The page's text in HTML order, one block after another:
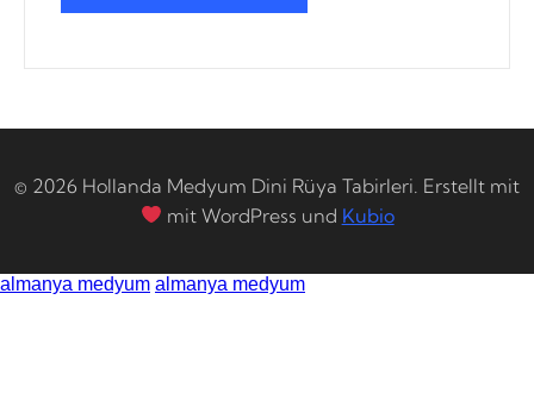
© 2026 Hollanda Medyum Dini Rüya Tabirleri. Erstellt mit
mit WordPress und Kubio
almanya medyum almanya medyum